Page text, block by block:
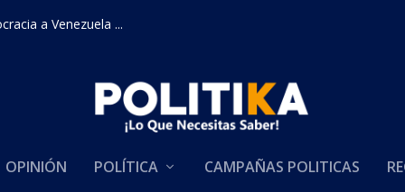
a Venezuela ...
OPINIÓN POLÍTICA CAMPAÑAS POLITICAS